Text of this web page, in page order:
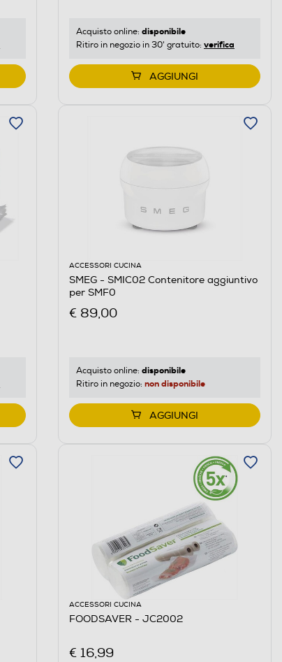
Acquisto online: disponibile
Ritiro in negozio in 30' gratuito: verifica
AGGIUNGI
ACCESSORI CUCINA
SMEG - SMIC02 Contenitore aggiuntivo
per SMF0
€ 89,00
Acquisto online: disponibile
Ritiro in negozio: non disponibile
AGGIUNGI
ACCESSORI CUCINA
FOODSAVER - JC2002
€ 16,99